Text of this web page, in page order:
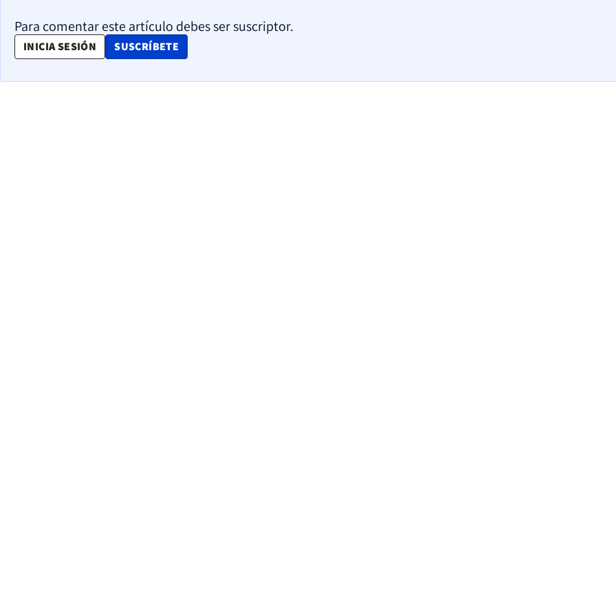
Para comentar este artículo debes ser suscriptor.
INICIA SESIÓN SUSCRÍBETE
OPENS IN NEW WINDOW